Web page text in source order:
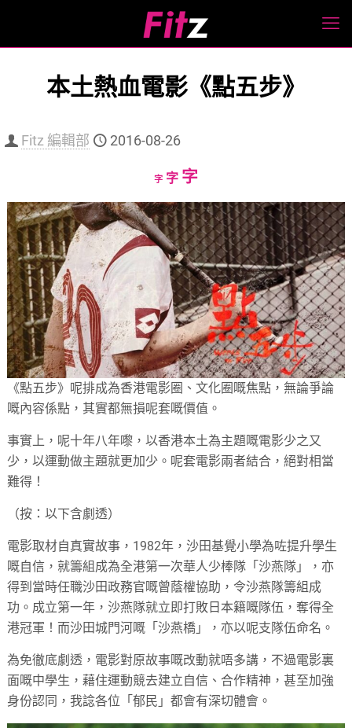
本土熱血電影《點五步》
Fitz 編輯部 2016-08-26
字Decrease
size.
字Reset
size.
字Increase
size.
《點五步》呢排成為香港電影圈、文化圈嘅焦點，無論爭論
嘅內容係點，其實都無損呢套嘅價值。
事實上，呢十年八年嚟，以香港本土為主題嘅電影少之又
少，以運動做主題就更加少。呢套電影兩者結合，絕對相當
難得！
（按：以下含劇透）
電影取材自真實故事，1982年，沙田基覺小學為咗提升學生
嘅自信，就籌組成為全港第一次華人少棒隊「沙燕隊」，亦
得到當時任職沙田政務官嘅曾蔭權協助，令沙燕隊籌組成
功。成立第一年，沙燕隊就立即打敗日本籍嘅隊伍，奪得全
港冠軍！而沙田城門河嘅「沙燕橋」，亦以呢支隊伍命名。
為免徹底劇透，電影對原故事嘅改動就唔多講，不過電影裏
面嘅中學生，藉住運動競去建立自信、合作精神，甚至加強
身份認同，我諗各位「郁民」都會有深切體會。